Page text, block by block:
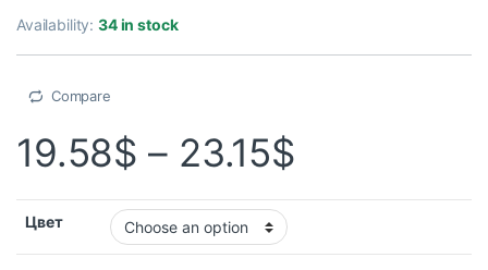
Availability:34 in stock
Compare
19.58$ – 23.15$
Цвет